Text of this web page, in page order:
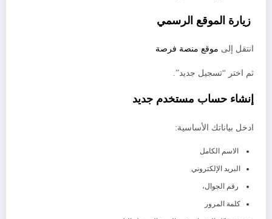
زيارة الموقع الرسمي
انتقل إلى موقع منصة فرصة
ثم اختر “تسجيل جديد”.
إنشاء حساب مستخدم جديد
ادخل بياناتك الأساسية:
الاسم الكامل
البريد الإلكتروني
رقم الجوال،
كلمة المرور